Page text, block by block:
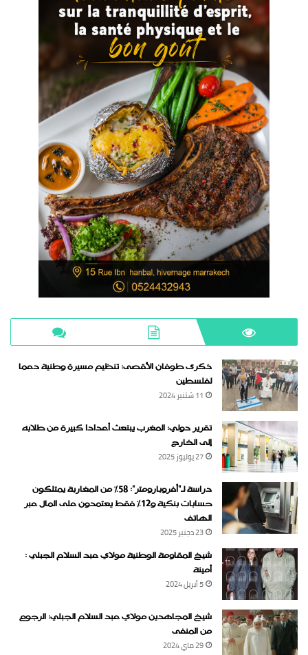
ذكرى طوفان الأقصى: تنظيم مسيرة وطنية دعما
لفلسطين
11 شتنبر 2024
تقرير دولي: المغرب يبتعث أعدادا كبيرة من طلابه
إلى الخارج
27 يوليوز 2025
دراسة لـ“أفروبارومتر”: 58٪ من المغاربة يمتلكون
حسابات بنكية و12٪ فقط يعتمدون على المال عبر
الهاتف
23 دجنبر 2025
شيخ المقاومة الوطنية مولاي عبد السلام الجبلي :
أمينة
5 أبريل 2024
شيخ المجاهدين مولاي عبد السلام الجبلي: الرجوع
من المنفى
29 ماي 2024